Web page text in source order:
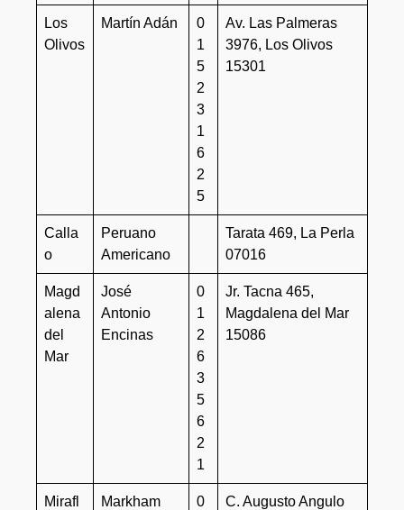
Los
Olivos
Martín Adán
0
1
5
2
3
1
6
2
5
Av. Las Palmeras
3976, Los Olivos
15301
Calla
o
Peruano
Americano
Tarata 469, La Perla
07016
Magd
alena
del
Mar
José
Antonio
Encinas
0
1
2
6
3
5
6
2
1
Jr. Tacna 465,
Magdalena del Mar
15086
Mirafl
Markham
0
C. Augusto Angulo